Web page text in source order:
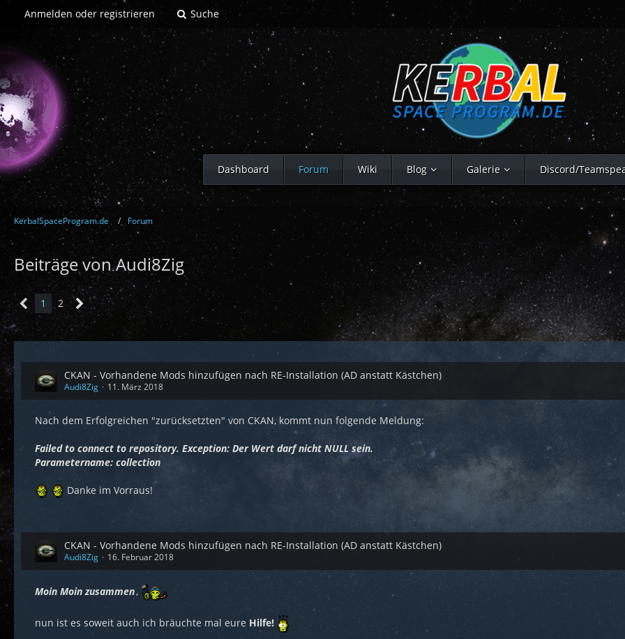
Anmelden oder registrieren Suche
Dashboard Forum Wiki Blog Galerie Discord/
KerbalSpaceProgram.de Forum
Beiträge von Audi8Zig
1 2
CKAN - Vorhandene Mods hinzufügen nach RE-Installation (AD anstatt Kästchen)
Audi8Zig 11. März 2018
Nach dem Erfolgreichen "zurücksetzten" von CKAN, kommt nun folgende Meldung:
Failed to connect to repository. Exception: Der Wert darf nicht NULL sein.
Parametername: collection
Danke im Vorraus!
CKAN - Vorhandene Mods hinzufügen nach RE-Installation (AD anstatt Kästchen)
Audi8Zig 16. Februar 2018
Moin Moin zusammen,
nun ist es soweit auch ich bräuchte mal eure Hilfe!